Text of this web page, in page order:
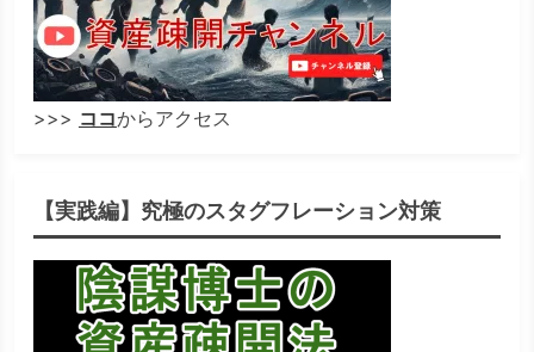
>>> ココからアクセス
【実践編】究極のスタグフレーション対策